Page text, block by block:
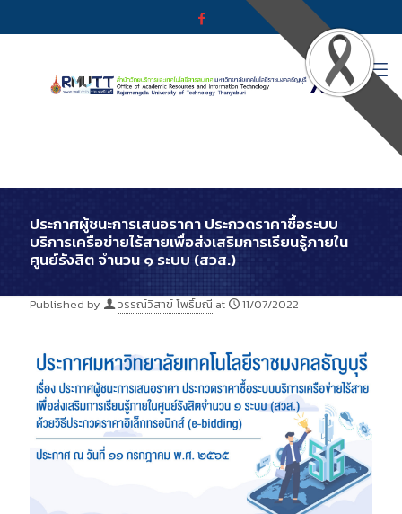
ประกาศผู้ชนะการเสนอราคา ประกวดราคาซื้อระบบ
บริการเครือข่ายไร้สายเพื่อส่งเสริมการเรียนรู้ภายใน
ศูนย์รังสิต จำนวน ๑ ระบบ (สวส.)
Published by วรรณ์วิสาข์ โพธิ์มณี at 11/07/2022